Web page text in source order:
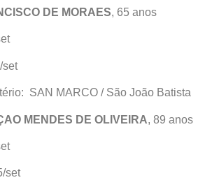
DE MORAES, 65 anos
set
SAN MARCO / São João Batista
MENDES DE OLIVEIRA, 89 anos
set